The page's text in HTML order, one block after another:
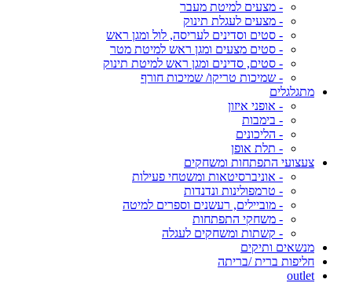
- מצעים למיטת מעבר
- מצעים לעגלת תינוק
- סטים וסדינים לעריסה, לול ומגן ראש
- סטים מצעים ומגן ראש למיטת מטר
- סטים, סדינים ומגן ראש למיטת תינוק
- שמיכות טריקו/ שמיכות חורף
מתגלגלים
- אופני איזון
- בימבות
- הליכונים
- תלת אופן
צעצועי התפתחות ומשחקים
- אוניברסיטאות ומשטחי פעילות
- טרמפולינות ונדנדות
- מוביילים, רעשנים וספרים למיטה
- משחקי התפתחות
- קשתות ומשחקים לעגלה
מנשאים ותיקים
חליפות ברית /בריתה
outlet